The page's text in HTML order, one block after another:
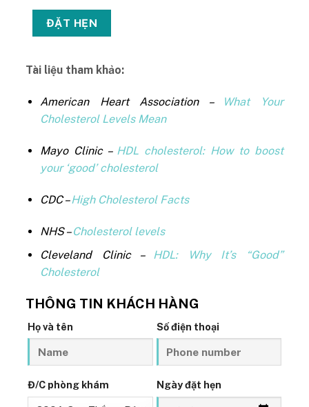
Tài liệu tham khảo:
American Heart Association –What Your
Cholesterol Levels Mean
Mayo Clinic –HDL cholesterol: How to boost
your ‘good’ cholesterol
CDC –High Cholesterol Facts
NHS –Cholesterol levels
Cleveland Clinic –HDL: Why It’s “Good”
Cholesterol
THÔNG TIN KHÁCH HÀNG
Họ và tên Số điện thoại
Đ/C phòng khám Ngày đặt hẹn